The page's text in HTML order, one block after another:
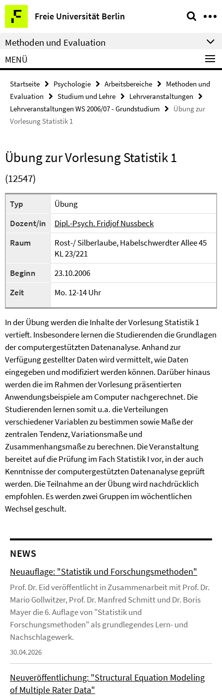
Springe
direkt
zu
Inhalt
Freie Universität Berlin
Service-
Navigation
Methoden und Evaluation
MENÜ
Startseite Psychologie Arbeitsbereiche
Methoden und
Evaluation
Studium und Lehre
Lehrveranstaltungen
Lehrveranstaltungen WS 2006/07 - Grundstudium
Übung zur
Vorlesung Statistik 1
Übung zur Vorlesung Statistik 1
(12547)
Typ
Übung
Dozent/in
Dipl.-Psych. Fridjof Nussbeck
Raum
Rost-/ Silberlaube, Habelschwerdter Allee 45
KL 23/221
Beginn
23.10.2006
Zeit
Mo. 12-14 Uhr
In der Übung werden die Inhalte der Vorlesung Statistik 1
vertieft. Insbesondere lernen die Studierenden die Grundlagen
der computergestützten Datenanalyse. Anhand zur
Verfügung gestellter Daten wird vermittelt, wie Daten
eingegeben und modifiziert werden können. Darüber hinaus
werden die im Rahmen der Vorlesung präsentierten
Anwendungsbeispiele am Computer nachgerechnet. Die
Studierenden lernen somit u.a. die Verteilungen
verschiedener Variablen zu bestimmen sowie Maße der
zentralen Tendenz, Variationsmaße und
Zusammenhangsmaße zu berechnen. Die Veranstaltung
bereitet auf die Prüfung im Fach Statistik I vor, in der auch
Kenntnisse der computergestützten Datenanalyse geprüft
werden. Die Teilnahme an der Übung wird nachdrücklich
empfohlen. Es werden zwei Gruppen im wöchentlichen
Wechsel geschult.
NEWS
Neuauflage: "Statistik und Forschungsmethoden"
Prof. Dr. Eid veröffentlicht in Zusammenarbeit mit Prof. Dr.
Mario Gollwitzer, Prof. Dr. Manfred Schmitt und Dr. Boris
Mayer die 6. Auflage von "Statistik und
Forschungsmethoden" als grundlegendes Lern- und
Nachschlagewerk.
30.04.2026
Neuveröffentlichung: "Structural Equation Modeling
of Multiple Rater Data"